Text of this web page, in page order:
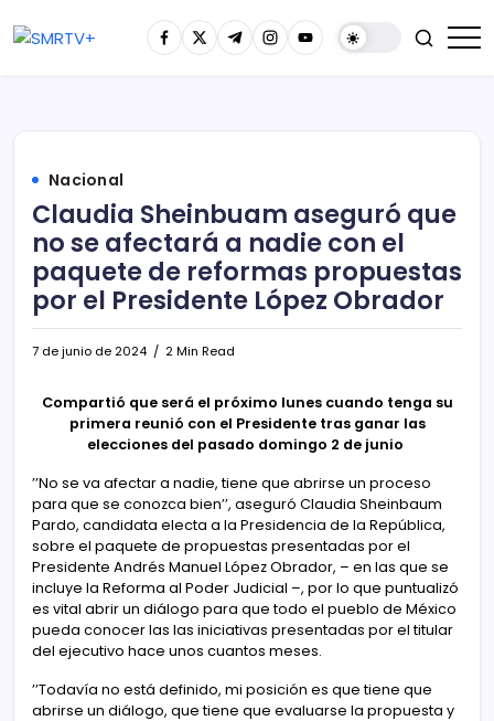
Nacional
Claudia Sheinbuam aseguró que
no se afectará a nadie con el
paquete de reformas propuestas
por el Presidente López Obrador
7 de junio de 2024 2 Min Read
Compartió que será el próximo lunes cuando tenga su
primera reunió con el Presidente tras ganar las
elecciones del pasado domingo 2 de junio
’’No se va afectar a nadie, tiene que abrirse un proceso
para que se conozca bien’’, aseguró Claudia Sheinbaum
Pardo, candidata electa a la Presidencia de la República,
sobre el paquete de propuestas presentadas por el
Presidente Andrés Manuel López Obrador, – en las que se
incluye la Reforma al Poder Judicial –, por lo que puntualizó
es vital abrir un diálogo para que todo el pueblo de México
pueda conocer las las iniciativas presentadas por el titular
del ejecutivo hace unos cuantos meses.
’’Todavía no está definido, mi posición es que tiene que
abrirse un diálogo, que tiene que evaluarse la propuesta y